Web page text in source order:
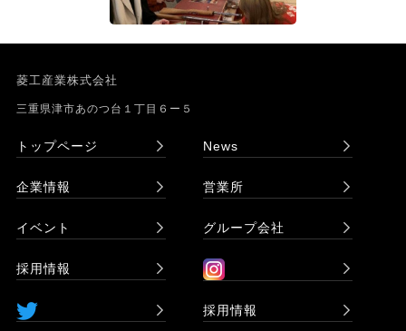
菱工産業株式会社
三重県津市あのつ台１丁目６ー５
トップページ News
企業情報 営業所
イベント グループ会社
採用情報
採用情報